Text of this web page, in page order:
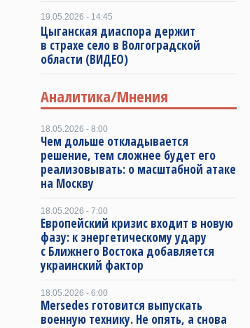
19.05.2026 - 14:45
Цыганская диаспора держит
в страхе село в Волгоградской
области (ВИДЕО)
Аналитика/Мнения
18.05.2026 - 8:00
Чем дольше откладывается
решение, тем сложнее будет его
реализовывать: о масштабной атаке
на Москву
18.05.2026 - 7:00
Европейский кризис входит в новую
фазу: к энергетическому удару
с Ближнего Востока добавляется
украинский фактор
18.05.2026 - 6:00
Mersedes готовится выпускать
военную технику. Не опять, а снова